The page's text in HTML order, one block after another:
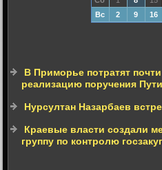
Вс
2 9 16
В Приморье потратят
реализацию поручения
Нурсултан Назарбаев
Краевые власти создали
группу по контролю